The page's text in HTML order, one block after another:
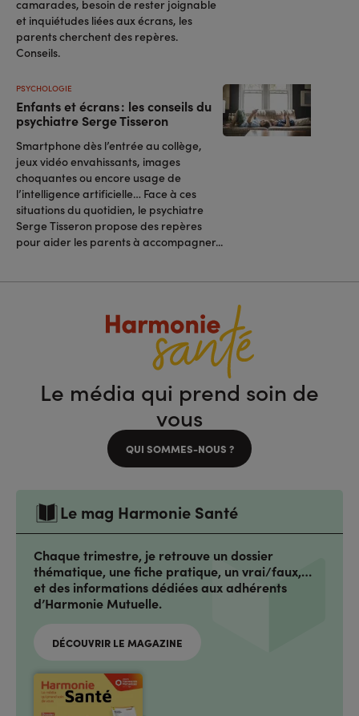
camarades, besoin de rester joignable
et inquiétudes liées aux écrans, les
parents cherchent des repères.
Conseils.
Enfants et écrans : les conseils du
psychiatre Serge Tisseron
PSYCHOLOGIE
Smartphone dès l’entrée au collège,
jeux vidéo envahissants, images
choquantes ou encore usage de
l’intelligence artificielle… Face à ces
situations du quotidien, le psychiatre
Serge Tisseron propose des repères
pour aider les parents à accompagner...
Le média qui prend soin de
vous
QUI SOMMES-NOUS ?
Le mag Harmonie Santé
Chaque trimestre, je retrouve un dossier
thématique, une fiche pratique, un vrai/faux,…
et des informations dédiées aux adhérents
d’Harmonie Mutuelle.
DÉCOUVRIR LE MAGAZINE